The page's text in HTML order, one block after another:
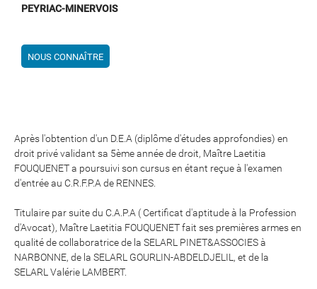
PEYRIAC-MINERVOIS
NOUS CONNAÎTRE
Après l'obtention d'un D.E.A (diplôme d'études approfondies) en
droit privé validant sa 5ème année de droit, Maître Laetitia
FOUQUENET a poursuivi son cursus en étant reçue à l'examen
d'entrée au C.R.F.P.A de RENNES.
Titulaire par suite du C.A.P.A ( Certificat d'aptitude à la Profession
d'Avocat), Maître Laetitia FOUQUENET fait ses premières armes en
qualité de collaboratrice de la SELARL PINET&ASSOCIES à
NARBONNE, de la SELARL GOURLIN-ABDELDJELIL, et de la
SELARL Valérie LAMBERT.